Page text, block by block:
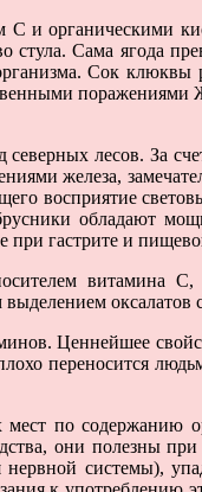
С и органическими
стула. Сама ягода
Сок клюквы
поражениями
лесов. За
железа,
восприятие
обладают
при гастрите и
витамина
оксалатов
Ценнейшее
переносится
мест по содержанию
они полезны
нервной системы),